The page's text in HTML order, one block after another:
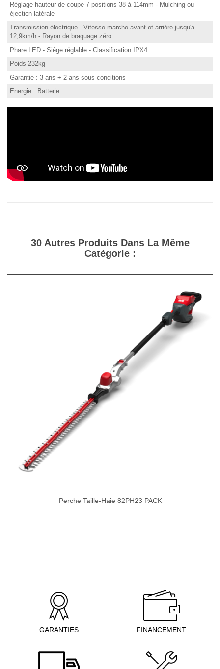
Réglage hauteur de coupe 7 positions 38 à 114mm - Mulching ou
éjection latérale
Transmission électrique - Vitesse marche avant et arrière jusqu'à
12,9km/h - Rayon de braquage zéro
Phare LED - Siège réglable - Classification IPX4
Poids 232kg
Garantie : 3 ans + 2 ans sous conditions
Energie : Batterie
30 Autres Produits Dans La Même
Catégorie :
Perche Taille-Haie 82PH23 PACK
GARANTIES FINANCEMENT